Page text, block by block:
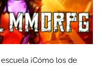
¡Cómo los de